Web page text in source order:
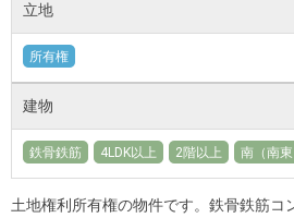
立地
所有権
建物
鉄骨鉄筋 4LDK以上 2階以上 南（南
土地権利所有権の物件です。鉄骨鉄筋コ